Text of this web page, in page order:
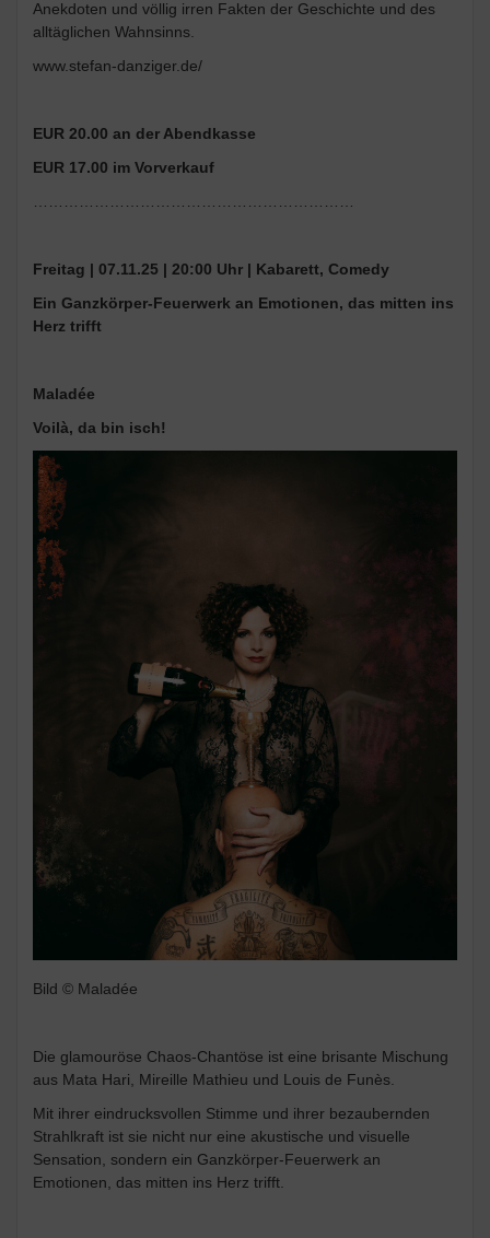
Anekdoten und völlig irren Fakten der Geschichte und des
alltäglichen Wahnsinns.
www.stefan-danziger.de/
EUR 20.00 an der Abendkasse
EUR 17.00 im Vorverkauf
Freitag | 07.11.25 | 20:00 Uhr | Kabarett, Comedy
Ein Ganzkörper-Feuerwerk an Emotionen, das mitten ins
Herz trifft
Maladée
Voilà, da bin isch!
Bild © Maladée
Die glamouröse Chaos-Chantöse ist eine brisante Mischung
aus Mata Hari, Mireille Mathieu und Louis de Funès.
Mit ihrer eindrucksvollen Stimme und ihrer bezaubernden
Strahlkraft ist sie nicht nur eine akustische und visuelle
Sensation, sondern ein Ganzkörper-Feuerwerk an
Emotionen, das mitten ins Herz trifft.